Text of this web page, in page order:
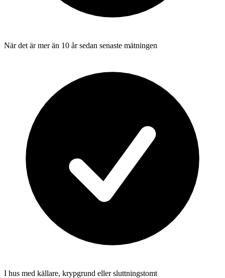
När det är mer än 10 år sedan senaste mätningen
I hus med källare, krypgrund eller sluttningstomt